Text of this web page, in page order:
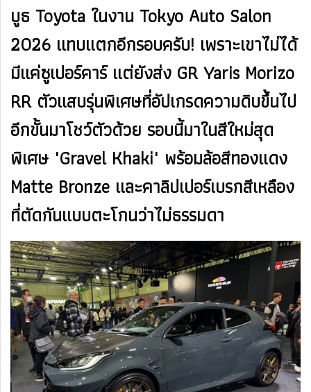
บูธ Toyota ในงาน Tokyo Auto Salon
2026 แทบแตกอีกรอบครับ! เพราะเขาไม่ได้
มีแค่ซูเปอร์คาร์ แต่ยังส่ง GR Yaris Morizo
RR ตัวแสบรุ่นพิเศษที่อัปเกรดความดิบขึ้นไป
อีกขั้นมาโชว์ตัวด้วย รอบนี้มาในสีใหม่สุด
พิเศษ "Gravel Khaki" พร้อมล้อสีทองแดง
Matte Bronze และคาลิปเปอร์เบรกสีเหลือง
ที่ตัดกันแบบตะโกนว่าไม่ธรรมดา